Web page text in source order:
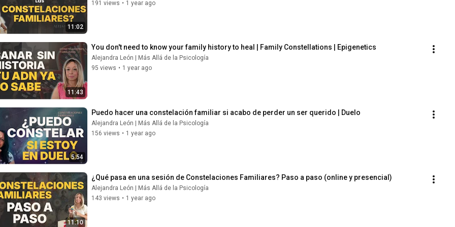
11:02
191 views • 1 year ago
11:43
You don't need to know your family history to heal | Family Constellations | Epigenetics
Alejandra León | Más Allá de la Psicología
95 views • 1 year ago
5:54
Alejandra León | Más Allá de la Psicología
156 views • 1 year ago
11:10
¿Qué pasa en una sesión de Constelaciones Familiares? Paso a paso (online y presencial)
Alejandra León | Más Allá de la Psicología
143 views • 1 year ago